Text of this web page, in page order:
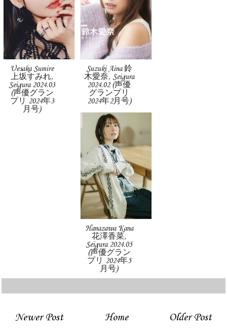
Uesaka Sumire
上坂すみれ,
Seigura 2024.03
(声優グラン
プリ 2024年3
月号)
Suzuki Aina 鈴
木愛奈, Seigura
2024.02 (声優
グランプリ
2024年2月号)
Hanazawa Kana
花澤香菜,
Seigura 2024.05
(声優グラン
プリ 2024年5
月号)
Newer Post Older Post
Home